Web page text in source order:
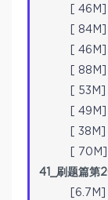
[
[
[
[
[
[
[
[ 70M]
41_刷题篇第
[6.7M]